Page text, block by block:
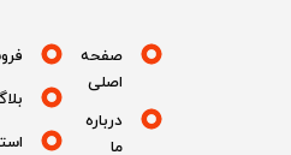
صفحه
درباره
فروشگاه
بلاگ
استفاده